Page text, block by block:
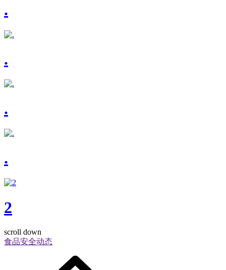
.
.
.
.
2
scroll down
食品安全动态